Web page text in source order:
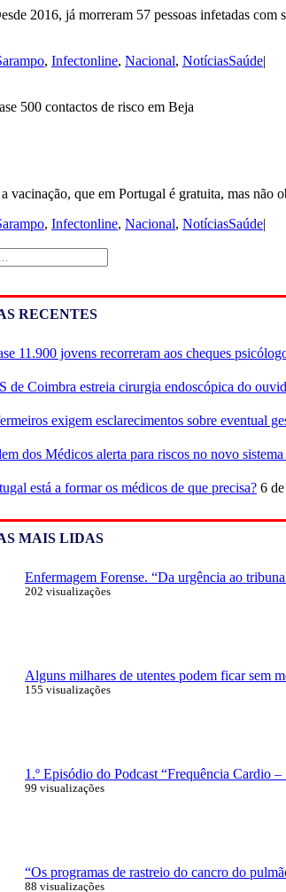
2016, já morreram 57 pessoas infetadas
, Infectonline, Nacional, NotíciasSaúde|
vacinação, que em Portugal é gratuita, mas não
, Infectonline, Nacional, NotíciasSaúde|
RECENTES
11.900 jovens recorreram aos cheques
de Coimbra estreia cirurgia endoscópica do
exigem esclarecimentos sobre eventual
dos Médicos alerta para riscos no novo
está a formar os médicos de que precisa? 6
MAIS LIDAS
Enfermagem Forense. “Da urgência ao
202 visualizações
Alguns milhares de utentes podem ficar sem
155 visualizações
1.º Episódio do Podcast “Frequência Cardio
99 visualizações
“Os programas de rastreio do cancro do
88 visualizações